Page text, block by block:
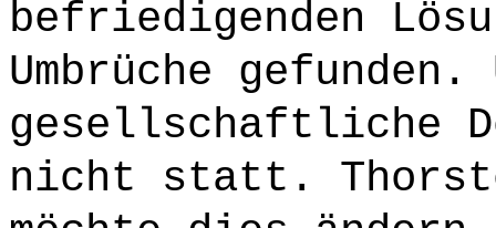
befriedigenden
Umbrüche
gesellschaftliche
nicht statt.